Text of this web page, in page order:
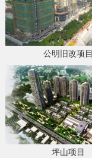
公明旧改项目
坪山项目